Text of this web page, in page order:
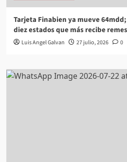
Tarjeta Finabien ya mueve
diez estados que más recibe
Luis Angel Galvan 27 julio, 2026 0